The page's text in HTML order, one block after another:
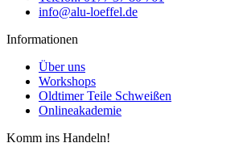
info@alu-loeffel.de
Informationen
Über uns
Workshops
Oldtimer Teile Schweißen
Onlineakademie
Komm ins Handeln!